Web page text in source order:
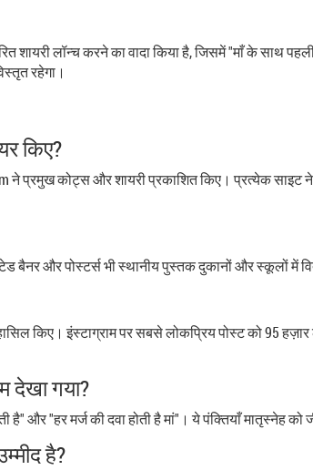
शायरी लॉन्च करने का वादा किया है, जिसमें "माँ के साथ
रहेगा।
किए?
ने प्रमुख कोट्स और शायरी प्रकाशित किए। प्रत्येक साइट
बैनर और पोस्टर्स भी स्थानीय पुस्तक दुकानों और स्कूलों में
किए। इंस्टाग्राम पर सबसे लोकप्रिय पोस्ट को 95 हज़ार
देखा गया?
और "हर मर्ज की दवा होती है मां"। ये पंक्तियाँ मातृस्नेह
है?